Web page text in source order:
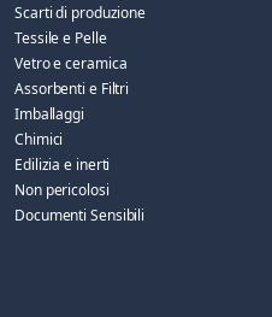
Scarti di produzione
Tessile e Pelle
Vetro e ceramica
Assorbenti e Filtri
Imballaggi
Chimici
Edilizia e inerti
Non pericolosi
Documenti Sensibili